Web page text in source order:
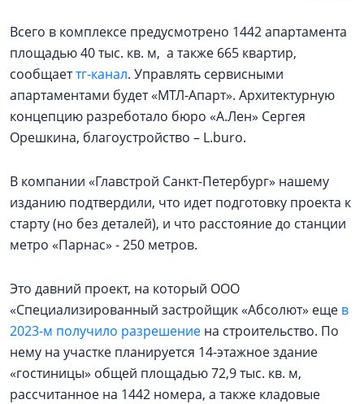
Всего в комплексе предусмотрено 1442 апартамента
площадью 40 тыс. кв. м, а также 665 квартир,
сообщаеттг-канал. Управлять сервисными
апартаментами будет «МТЛ-Апарт». Архитектурную
концепцию разреботало бюро «А.Лен» Сергея
Орешкина, благоустройство – L.buro.
В компании «Главстрой Санкт-Петербург» нашему
изданию подтвердили, что идет подготовку проекта к
старту (но без деталей), и что расстояние до станции
метро «Парнас» - 250 метров.
Это давний проект, на который ООО
«Специализированный застройщик «Абсолют» еще в
2023-м получило разрешение на строительство. По
нему на участке планируется 14-этажное здание
«гостиницы» общей площадью 72,9 тыс. кв. м,
рассчитанное на 1442 номера, а также кладовые